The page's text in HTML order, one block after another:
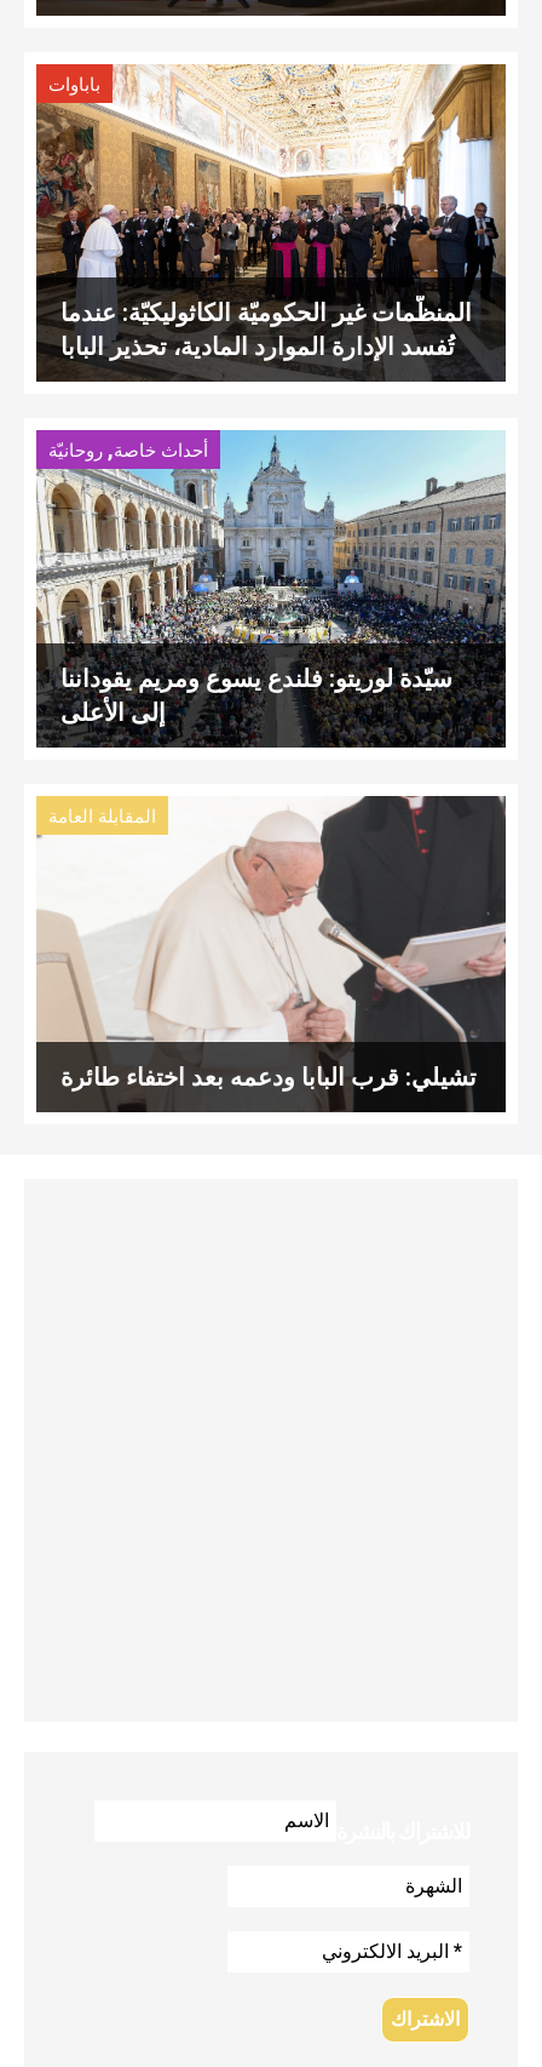
باباوات
المنظّمات غير الحكوميّة الكاثوليكيّة: عندما
تُفسد الإدارة الموارد المادية، تحذير البابا
أحداث خاصة, روحانيّة
سيّدة لوريتو: فلندع يسوع ومريم يقوداننا
إلى الأعلى
المقابلة العامة
تشيلي: قرب البابا ودعمه بعد اختفاء طائرة